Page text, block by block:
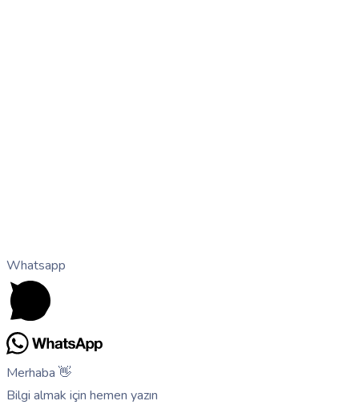
Whatsapp
Merhaba 👋
Bilgi almak için hemen yazın